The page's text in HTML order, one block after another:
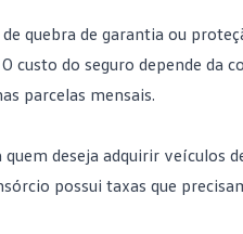
quebra de garantia ou
custo do seguro depende da
parcelas mensais.
deseja adquirir veículos
possui taxas que